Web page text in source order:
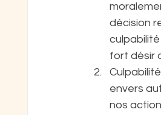
décision
fort désir
envers
nos